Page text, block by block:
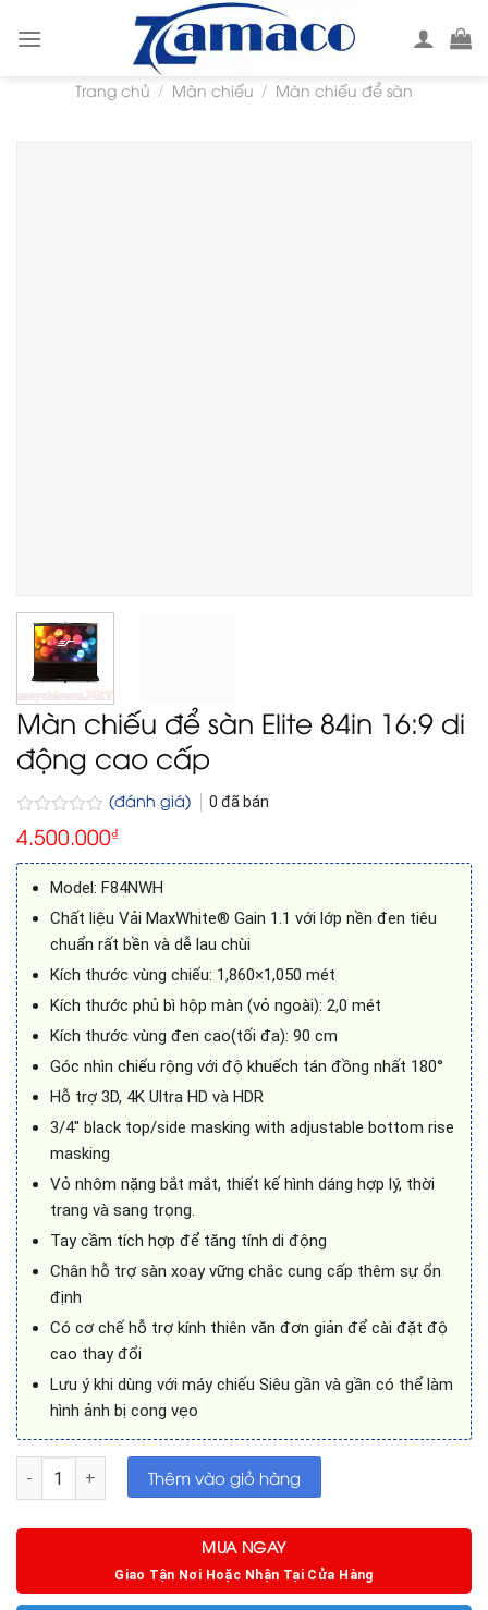
Trang chủ / Màn chiếu / Màn chiếu để sàn
Màn chiếu để sàn Elite 84in 16:9 di
động cao cấp
Được
xếp
hạng
0
5
sao
(đánh giá) 0 đã bán
4.500.000₫
Model: F84NWH
Chất liệu Vải MaxWhite® Gain 1.1 với lớp nền đen tiêu
chuẩn rất bền và dễ lau chùi
Kích thước vùng chiếu: 1,860×1,050 mét
Kích thước phủ bì hộp màn (vỏ ngoài): 2,0 mét
Kích thước vùng đen cao(tối đa): 90 cm
Góc nhìn chiếu rộng với độ khuếch tán đồng nhất 180°
Hỗ trợ 3D, 4K Ultra HD và HDR
3/4″ black top/side masking with adjustable bottom rise
masking
Vỏ nhôm nặng bắt mắt, thiết kế hình dáng hợp lý, thời
trang và sang trọng.
Tay cầm tích hợp để tăng tính di động
Chân hỗ trợ sàn xoay vững chắc cung cấp thêm sự ổn
định
Có cơ chế hỗ trợ kính thiên văn đơn giản để cài đặt độ
cao thay đổi
Lưu ý khi dùng với máy chiếu Siêu gần và gần có thể làm
hình ảnh bị cong vẹo
Màn chiếu để sàn Elite 84in 16:9 di động cao cấp số lượng
Thêm vào giỏ hàng
MUA NGAY
Giao Tận Nơi Hoặc Nhận Tại Cửa Hàng